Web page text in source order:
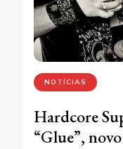
NOTÍCIAS
Hardcore
“Glue”,